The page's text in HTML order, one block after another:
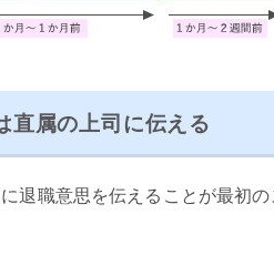
直属の上司に伝える
退職意思を伝えることが最初の